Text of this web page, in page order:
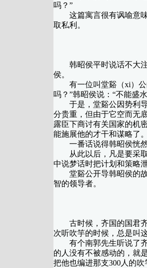
吗？”
这篇寓言很有讽喻意味
取私利。
韩昭侯平时说话不大注
侯。
有一位叫堂谿（xi）公
吗？”韩昭侯说：“不能盛
于是，堂谿公因势利导
分贵重，但由于它空而无
露臣下商讨有关国家的机
能施展他的才干和谋略了
一番话说得韩昭侯恍然
从此以后，凡是要采取
中说梦话时把计划和策略
堂谿公开导韩昭侯的故
智的领导者。
古时候，齐国的国君齐
次听吹竽的时候，总是叫
有个南郭先生听说了齐
的人没有不被感动的，就
把他也编进那支300人的吹